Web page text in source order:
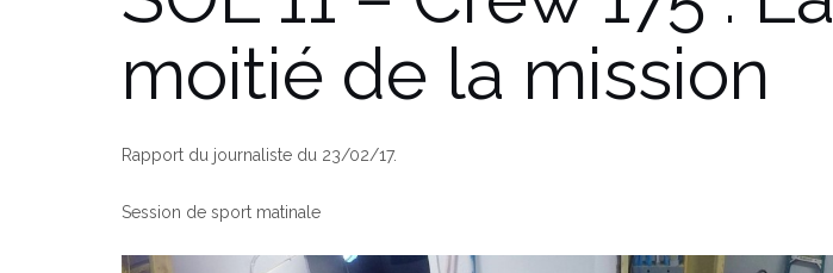
moitié de la mission
Rapport du journaliste du 23/02/17.
Session de sport matinale